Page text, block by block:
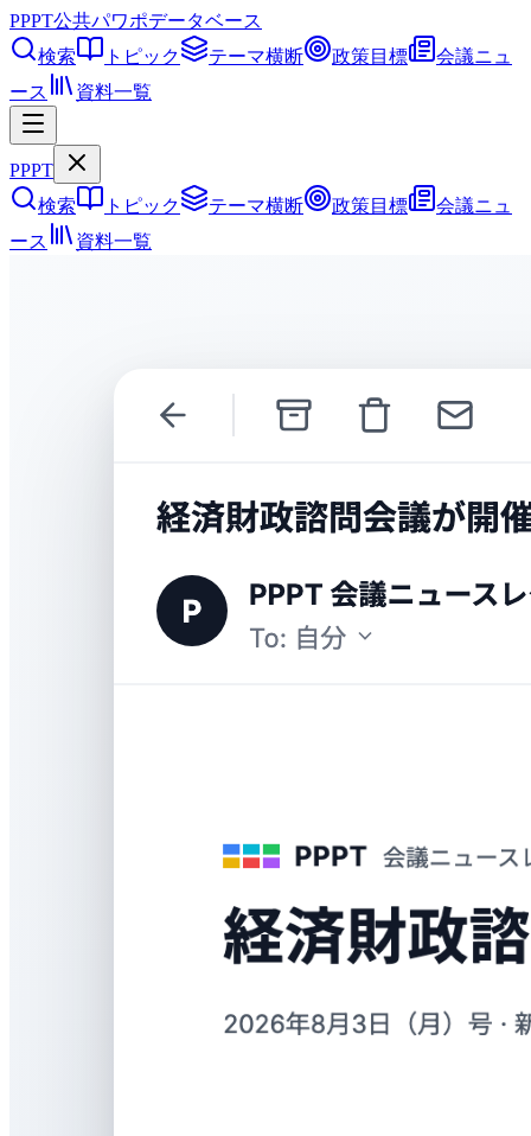
PPPT公共パワポデータベース
検索
トピック テーマ横断 政策目標
会議ニュ
ース
資料一覧
PPPT
検索
トピック テーマ横断 政策目標
会議ニュ
ース
資料一覧